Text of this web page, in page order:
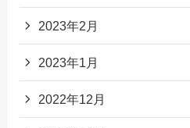
2023年2月
2023年1月
2022年12月